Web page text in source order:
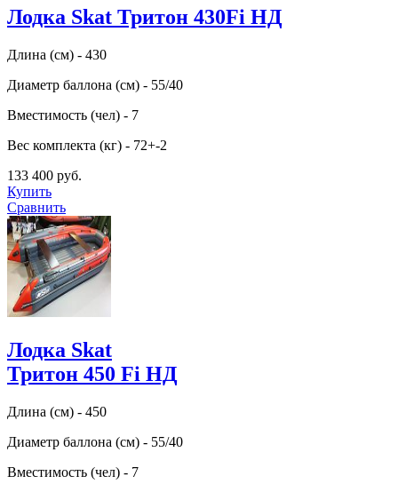
Лодка Skat Тритон 430Fi НД
Длина (см) - 430
Диаметр баллона (см) - 55/40
Вместимость (чел) - 7
Вес комплекта (кг) - 72+-2
133 400 руб.
Купить
Сравнить
Лодка Skat
Тритон 450 Fi НД
Длина (см) - 450
Диаметр баллона (см) - 55/40
Вместимость (чел) - 7